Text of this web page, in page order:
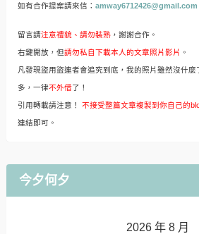
如有合作提案請來信： amway6712426@gmail.com
留言請注意禮貌、請勿裝熟，謝謝合作。
右鍵開放，但請勿私自下載本人的文章照片影片 。
凡發現盜用盜連者會追究到底，我的照片雖然沒什
多，一律不外借了！
引用轉載請注意！ 不接受整篇文章複製到你自己的
連結即可。
今夕何夕
2026 年 8 月